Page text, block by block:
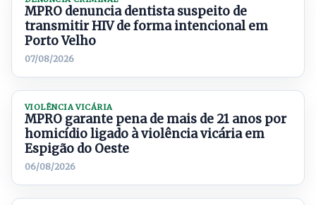
MPRO denuncia dentista suspeito de
transmitir HIV de forma intencional em
Porto Velho
07/08/2026
VIOLÊNCIA VICÁRIA
MPRO garante pena de mais de 21 anos por
homicídio ligado à violência vicária em
Espigão do Oeste
06/08/2026